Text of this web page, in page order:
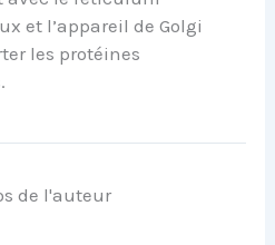
et l’appareil de Golgi
les protéines
de l'auteur